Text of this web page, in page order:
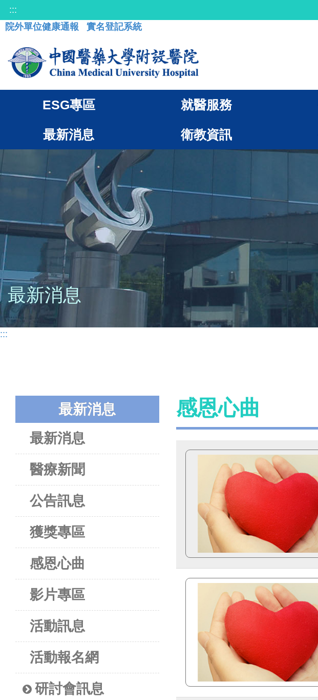
:::
院外單位健康通報
實名登記系統
ESG專區 就醫服務
最新消息 衛教資訊
最新消息
:::
最新消息
最新消息
醫療新聞
公告訊息
獲獎專區
感恩心曲
影片專區
活動訊息
活動報名網
研討會訊息
感恩心曲